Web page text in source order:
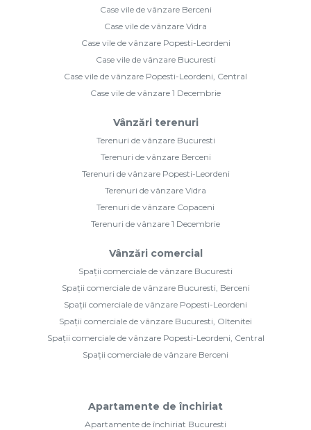
Case vile de vânzare Berceni
Case vile de vânzare Vidra
Case vile de vânzare Popesti-Leordeni
Case vile de vânzare Bucuresti
Case vile de vânzare Popesti-Leordeni, Central
Case vile de vânzare 1 Decembrie
Vânzări terenuri
Terenuri de vânzare Bucuresti
Terenuri de vânzare Berceni
Terenuri de vânzare Popesti-Leordeni
Terenuri de vânzare Vidra
Terenuri de vânzare Copaceni
Terenuri de vânzare 1 Decembrie
Vânzări comercial
Spații comerciale de vânzare Bucuresti
Spații comerciale de vânzare Bucuresti, Berceni
Spații comerciale de vânzare Popesti-Leordeni
Spații comerciale de vânzare Bucuresti, Oltenitei
Spații comerciale de vânzare Popesti-Leordeni, Central
Spații comerciale de vânzare Berceni
Apartamente de închiriat
Apartamente de închiriat Bucuresti